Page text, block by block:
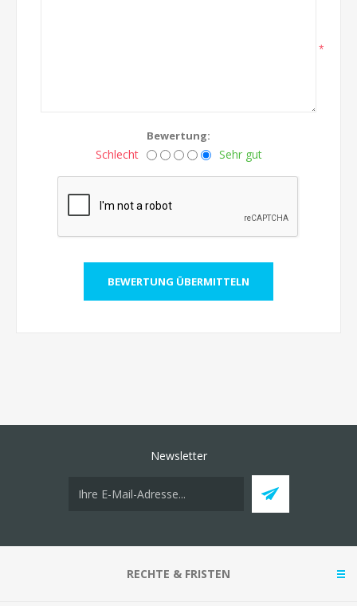
*
Bewertung:
Schlecht Sehr gut
Newsletter
RECHTE & FRISTEN